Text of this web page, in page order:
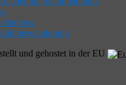
und gehostet in der EU